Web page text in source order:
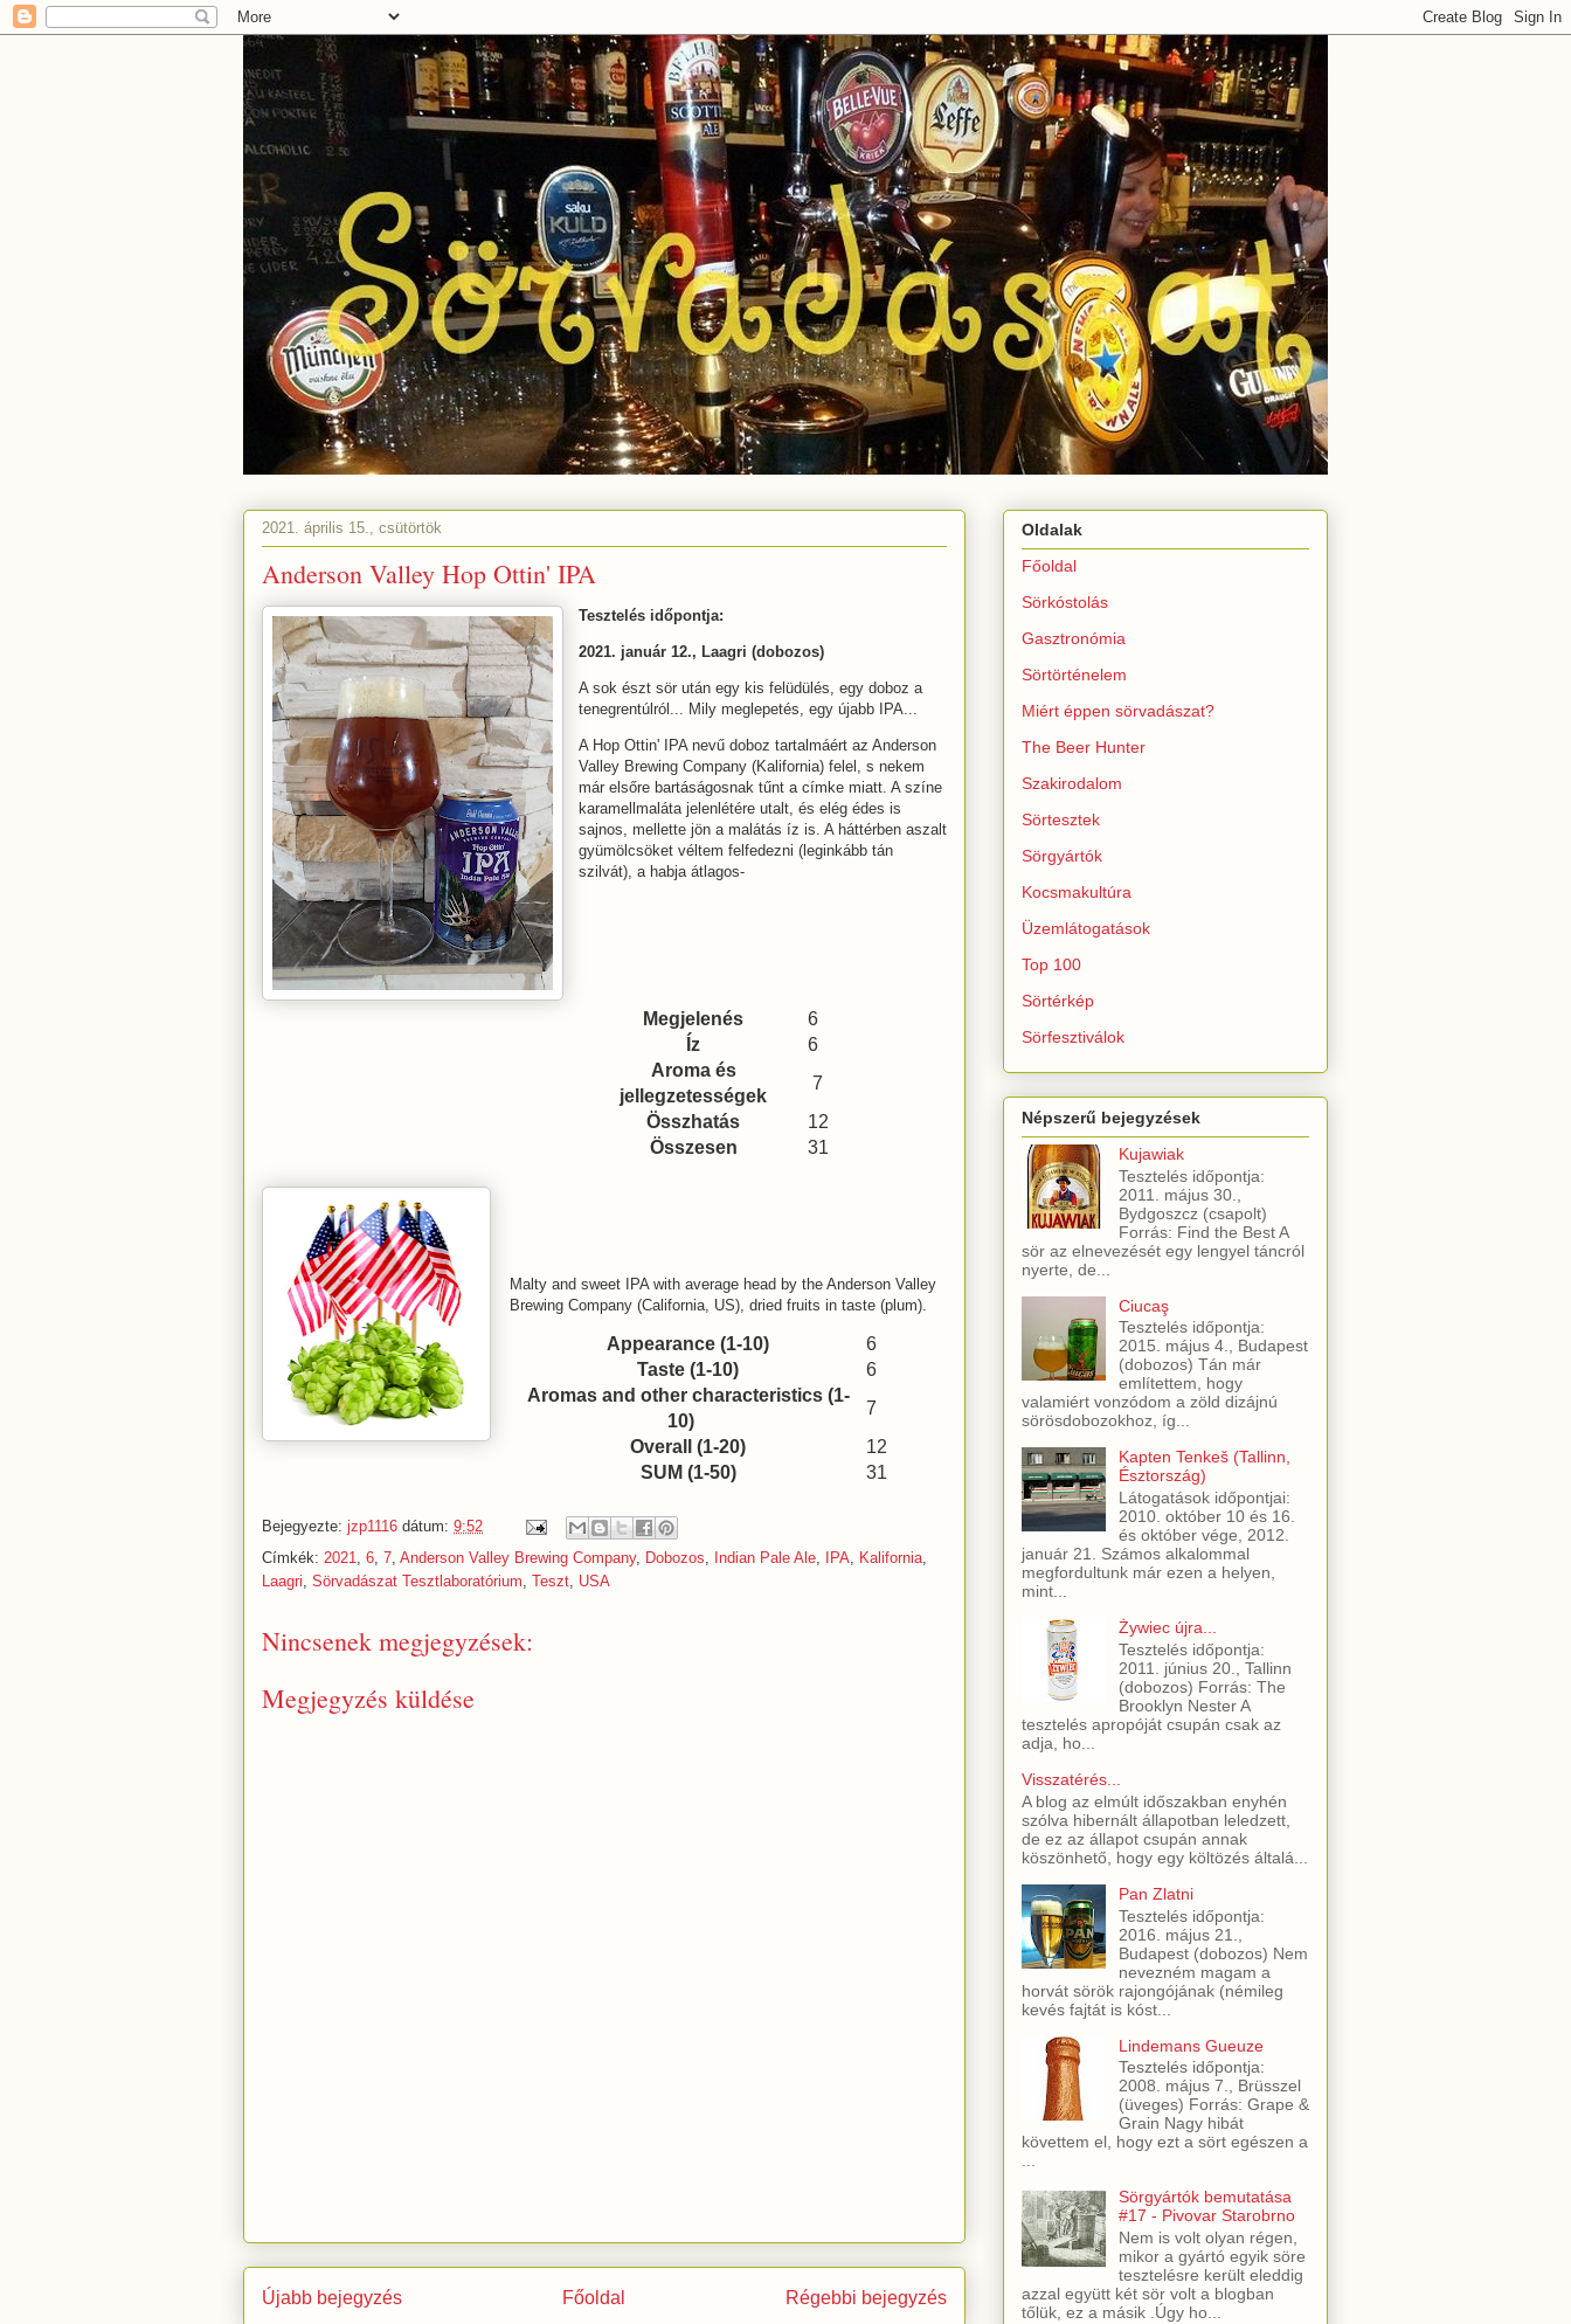
2021. április 15., csütörtök
Anderson Valley Hop Ottin' IPA
Tesztelés időpontja:
2021. január 12., Laagri (dobozos)
A sok észt sör után egy kis felüdülés, egy doboz a
tenegrentúlról... Mily meglepetés, egy újabb IPA...
A Hop Ottin' IPA nevű doboz tartalmáért az Anderson
Valley Brewing Company (Kalifornia) felel, s nekem
már elsőre bartáságosnak tűnt a címke miatt. A színe
karamellmaláta jelenlétére utalt, és elég édes is
sajnos, mellette jön a malátás íz is. A háttérben aszalt
gyümölcsöket véltem felfedezni (leginkább tán
szilvát), a habja átlagos-
Megjelenés
6
Íz
6
Aroma és
jellegzetességek
7
Összhatás
12
Összesen
31
Malty and sweet IPA with average head by the Anderson Valley
Brewing Company (California, US), dried fruits in taste (plum).
Appearance (1-10)
6
Taste (1-10)
6
Aromas and other characteristics (1-
10)
7
Overall (1-20)
12
SUM (1-50)
31
Bejegyezte: jzp1116 dátum: 9:52
Címkék: 2021, 6, 7, Anderson Valley Brewing Company, Dobozos, Indian Pale Ale, IPA, Kalifornia,
Laagri, Sörvadászat Tesztlaboratórium, Teszt, USA
Nincsenek megjegyzések:
Megjegyzés küldése
Újabb bejegyzés Régebbi bejegyzés
Főoldal
Oldalak
Főoldal
Sörkóstolás
Gasztronómia
Sörtörténelem
Miért éppen sörvadászat?
The Beer Hunter
Szakirodalom
Sörtesztek
Sörgyártók
Kocsmakultúra
Üzemlátogatások
Top 100
Sörtérkép
Sörfesztiválok
Népszerű bejegyzések
Kujawiak
Tesztelés időpontja:
2011. május 30.,
Bydgoszcz (csapolt)
Forrás: Find the Best A
sör az elnevezését egy lengyel táncról
nyerte, de...
Ciucaş
Tesztelés időpontja:
2015. május 4., Budapest
(dobozos) Tán már
említettem, hogy
valamiért vonzódom a zöld dizájnú
sörösdobozokhoz, íg...
Kapten Tenkeš (Tallinn,
Észtország)
Látogatások időpontjai:
2010. október 10 és 16.
és október vége, 2012.
január 21. Számos alkalommal
megfordultunk már ezen a helyen,
mint...
Żywiec újra...
Tesztelés időpontja:
2011. június 20., Tallinn
(dobozos) Forrás: The
Brooklyn Nester A
tesztelés apropóját csupán csak az
adja, ho...
Visszatérés...
A blog az elmúlt időszakban enyhén
szólva hibernált állapotban leledzett,
de ez az állapot csupán annak
köszönhető, hogy egy költözés általá...
Pan Zlatni
Tesztelés időpontja:
2016. május 21.,
Budapest (dobozos) Nem
nevezném magam a
horvát sörök rajongójának (némileg
kevés fajtát is kóst...
Lindemans Gueuze
Tesztelés időpontja:
2008. május 7., Brüsszel
(üveges) Forrás: Grape &
Grain Nagy hibát
követtem el, hogy ezt a sört egészen a
...
Sörgyártók bemutatása
#17 - Pivovar Starobrno
Nem is volt olyan régen,
mikor a gyártó egyik söre
tesztelésre került eleddig
azzal együtt két sör volt a blogban
tőlük, ez a másik .Úgy ho...